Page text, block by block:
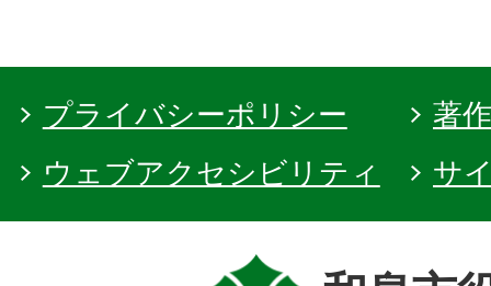
プライバシーポリシー
著
ウェブアクセシビリティ
サ